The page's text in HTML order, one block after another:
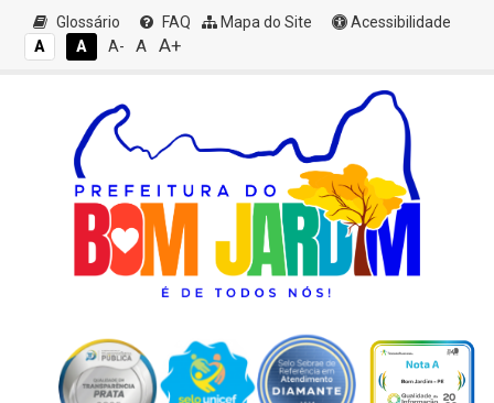
Glossário FAQ Mapa do Site
Acessibilidade
A
A A- A A+